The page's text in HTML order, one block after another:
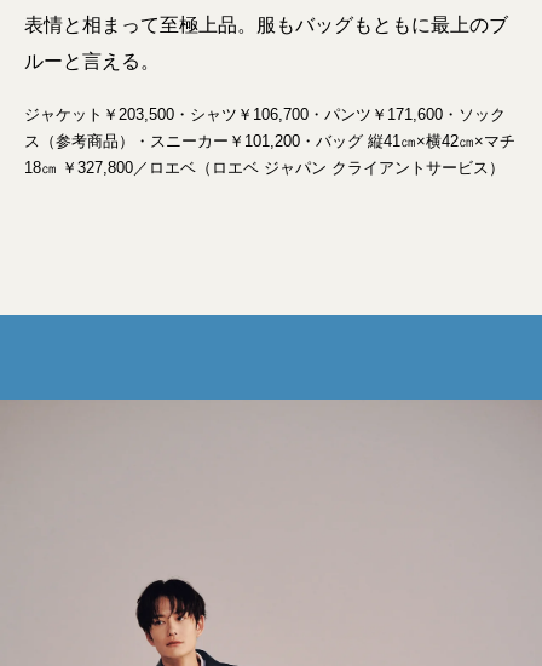
表情と相まって至極上品。服もバッグもともに最上のブ
ルーと言える。
ジャケット￥203,500・シャツ￥106,700・パンツ￥171,600・ソック
ス（参考商品）・スニーカー￥101,200・バッグ 縦41㎝×横42㎝×マチ
18㎝ ￥327,800／ロエベ（ロエベ ジャパン クライアントサービス）